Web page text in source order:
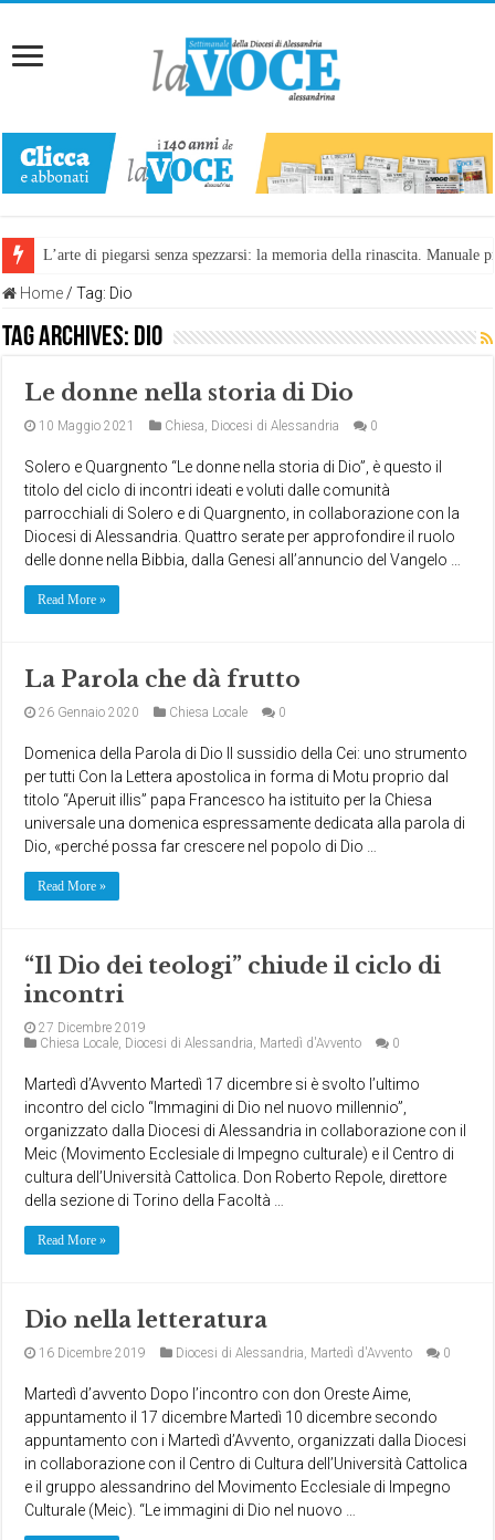
L’arte di piegarsi senza spezzarsi: la memoria della rinascita.
Home / Tag: Dio
Tag Archives: Dio
Le donne nella storia di Dio
10 Maggio 2021 Chiesa, Diocesi di Alessandria 0
Solero e Quargnento “Le donne nella storia di Dio”, è questo il
titolo del ciclo di incontri ideati e voluti dalle comunità
parrocchiali di Solero e di Quargnento, in collaborazione con la
Diocesi di Alessandria. Quattro serate per approfondire il ruolo
delle donne nella Bibbia, dalla Genesi all’annuncio del Vangelo …
Read More »
La Parola che dà frutto
26 Gennaio 2020 Chiesa Locale 0
Domenica della Parola di Dio Il sussidio della Cei: uno strumento
per tutti Con la Lettera apostolica in forma di Motu proprio dal
titolo “Aperuit illis” papa Francesco ha istituito per la Chiesa
universale una domenica espressamente dedicata alla parola di
Dio, «perché possa far crescere nel popolo di Dio …
Read More »
“Il Dio dei teologi” chiude il ciclo di
incontri
27 Dicembre 2019
Chiesa Locale, Diocesi di Alessandria, Martedì d'Avvento 0
Martedì d’Avvento Martedì 17 dicembre si è svolto l’ultimo
incontro del ciclo “Immagini di Dio nel nuovo millennio”,
organizzato dalla Diocesi di Alessandria in collaborazione con il
Meic (Movimento Ecclesiale di Impegno culturale) e il Centro di
cultura dell’Università Cattolica. Don Roberto Repole, direttore
della sezione di Torino della Facoltà …
Read More »
Dio nella letteratura
16 Dicembre 2019 Diocesi di Alessandria, Martedì d'Avvento 0
Martedì d’avvento Dopo l’incontro con don Oreste Aime,
appuntamento il 17 dicembre Martedì 10 dicembre secondo
appuntamento con i Martedì d’Avvento, organizzati dalla Diocesi
in collaborazione con il Centro di Cultura dell’Università Cattolica
e il gruppo alessandrino del Movimento Ecclesiale di Impegno
Culturale (Meic). “Le immagini di Dio nel nuovo …